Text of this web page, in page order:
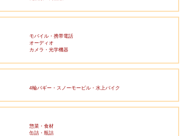
モバイル・携帯電話
オーディオ
カメラ・光学機器
4輪バギー・スノーモービル・水上バイク
惣菜・食材
缶詰・瓶詰